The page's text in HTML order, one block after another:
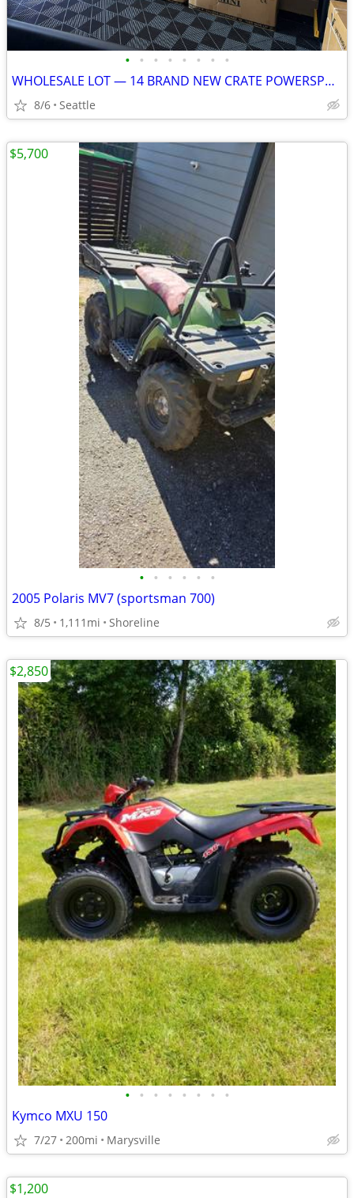
• • • • • • • •
WHOLESALE LOT — 14 BRAND NEW CRATE POWERSPORTS UNITS (8 DIRT BIKES + 6
8/6 Seattle
• • • • • •
2005 Polaris MV7 (sportsman 700)
8/5 1,111mi Shoreline
$5,700
• • • • • • • •
Kymco MXU 150
7/27 200mi Marysville
$2,850
$1,200